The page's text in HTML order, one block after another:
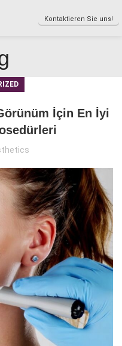
Kontaktieren Sie uns!
İçin En İyi